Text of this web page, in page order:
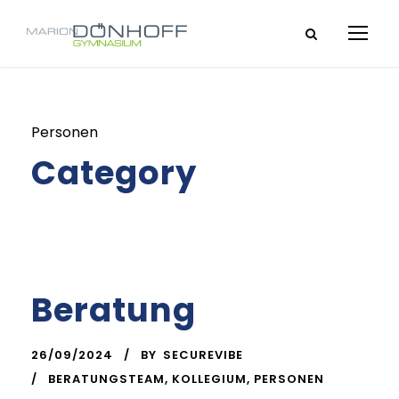
Personen
Category
Beratung
26/09/2024 BY SECUREVIBE
BERATUNGSTEAM, KOLLEGIUM, PERSONEN